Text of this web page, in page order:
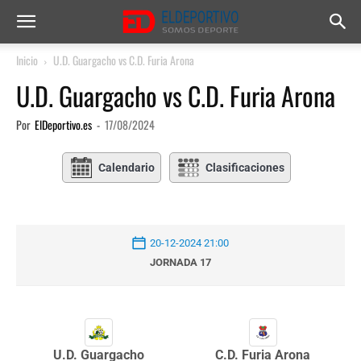
Inicio U.D. Guargacho vs C.D. Furia Arona
U.D. Guargacho vs C.D. Furia Arona
Por ElDeportivo.es - 17/08/2024
Calendario Clasificaciones
20-12-2024 21:00
JORNADA 17
U.D. Guargacho C.D. Furia Arona